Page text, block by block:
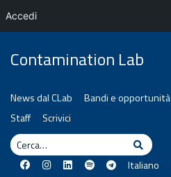
Contamination Lab
News dal CLab Bandi e opportunità
Staff
Scrivici
Cerca
Cerca
Italiano
Accedi